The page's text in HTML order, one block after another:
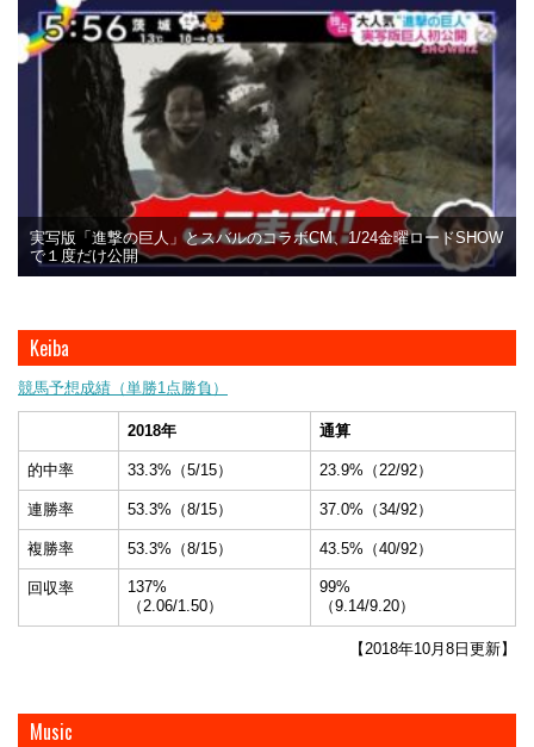
実写版「進撃の巨人」とスバルのコラボCM、1/24金曜ロードSHOW
で１度だけ公開
Keiba
競馬予想成績（単勝1点勝負）
2018年 通算
的中率 33.3%（5/15） 23.9%（22/92）
連勝率 53.3%（8/15） 37.0%（34/92）
複勝率 53.3%（8/15） 43.5%（40/92）
回収率
137%
（2.06/1.50）
99%
（9.14/9.20）
【2018年10月8日更新】
Music